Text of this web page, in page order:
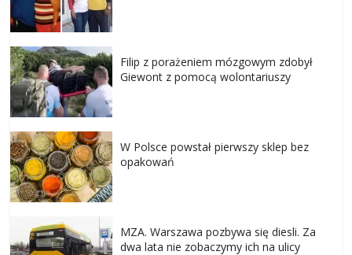
Filip z porażeniem mózgowym zdobył
Giewont z pomocą wolontariuszy
W Polsce powstał pierwszy sklep bez
opakowań
MZA. Warszawa pozbywa się diesli. Za
dwa lata nie zobaczymy ich na ulicy